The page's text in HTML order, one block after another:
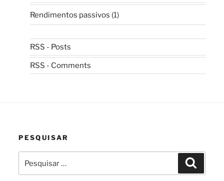
Rendimentos passivos (1)
RSS - Posts
RSS - Comments
PESQUISAR
por: